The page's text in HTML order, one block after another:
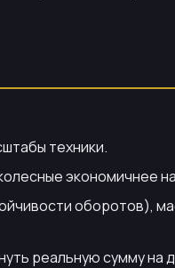
техники.
экономичнее
оборотов),
реальную сумму на